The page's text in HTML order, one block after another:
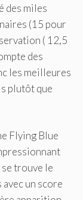
des miles
(15 pour
( 12,5
des
les meilleures
plutôt que
Flying Blue
trouve le
un score